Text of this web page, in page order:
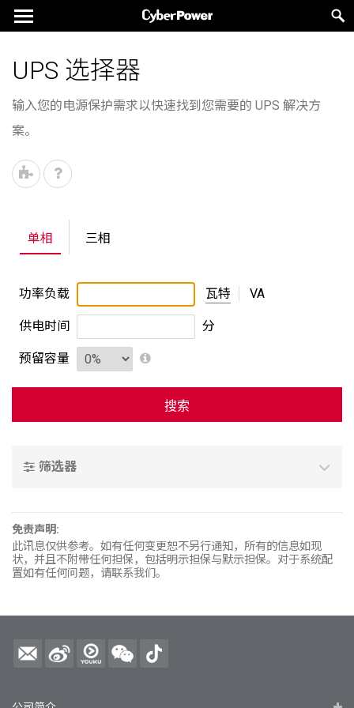
UPS 选择器
输入您的电源保护需求以快速找到您需要的 UPS 解决方
案。
单相 三相
功率负载 瓦特 VA
供电时间 分
预留容量
搜索
筛选器
免责声明:
此讯息仅供参考。如有任何变更恕不另行通知，所有的信息如现
状，并且不附带任何担保，包括明示担保与默示担保。对于系统配
置如有任何问题，请联系我们。